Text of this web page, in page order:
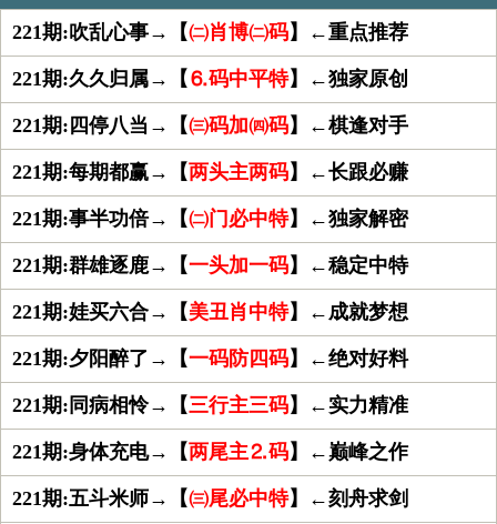
221期:吹乱心事→【㈡肖博㈡码】←重点推荐
221期:久久归属→【 ⒍码中平特】←独家原创
221期:四停八当→【㈢码加㈣码】←棋逢对手
221期:每期都赢→【两头主两码】←长跟必赚
221期:事半功倍→【㈡门必中特】←独家解密
221期:群雄逐鹿→【一头加一码】←稳定中特
221期:娃买六合→【美丑肖中特】←成就梦想
221期:夕阳醉了→【一码防四码】←绝对好料
221期:同病相怜→【三行主三码】←实力精准
221期:身体充电→【两尾主⒉码】←巅峰之作
221期:五斗米师→【㈢尾必中特】←刻舟求剑